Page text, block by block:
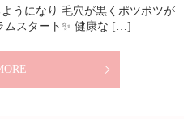
うになり 毛穴が黒くポツポツが
スタート✨ 健康な […]